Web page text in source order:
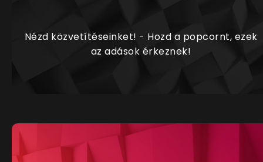
Nézd közvetítéseinket! - Hozd a popcornt, ezek
az adások érkeznek!